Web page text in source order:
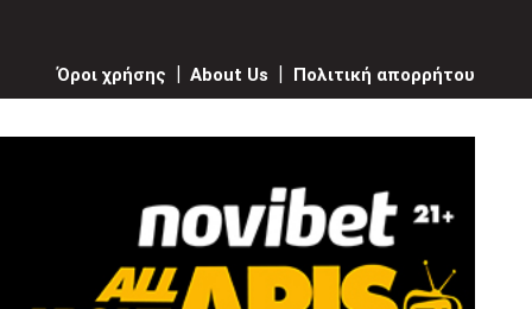
Όροι χρήσης About Us Πολιτική απορρήτου